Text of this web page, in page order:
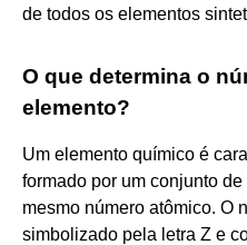
de todos os elementos
O que determina o
elemento?
Um elemento químico é
formado por um conjunto
mesmo número atômico. O
simbolizado pela letra Z e